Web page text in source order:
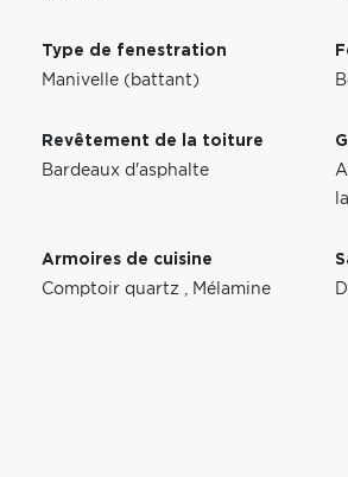
Type de fenestration
Manivelle (battant)
Revêtement de la toiture
Bardeaux d'asphalte
Armoires de cuisine
Comptoir quartz , Mélamine